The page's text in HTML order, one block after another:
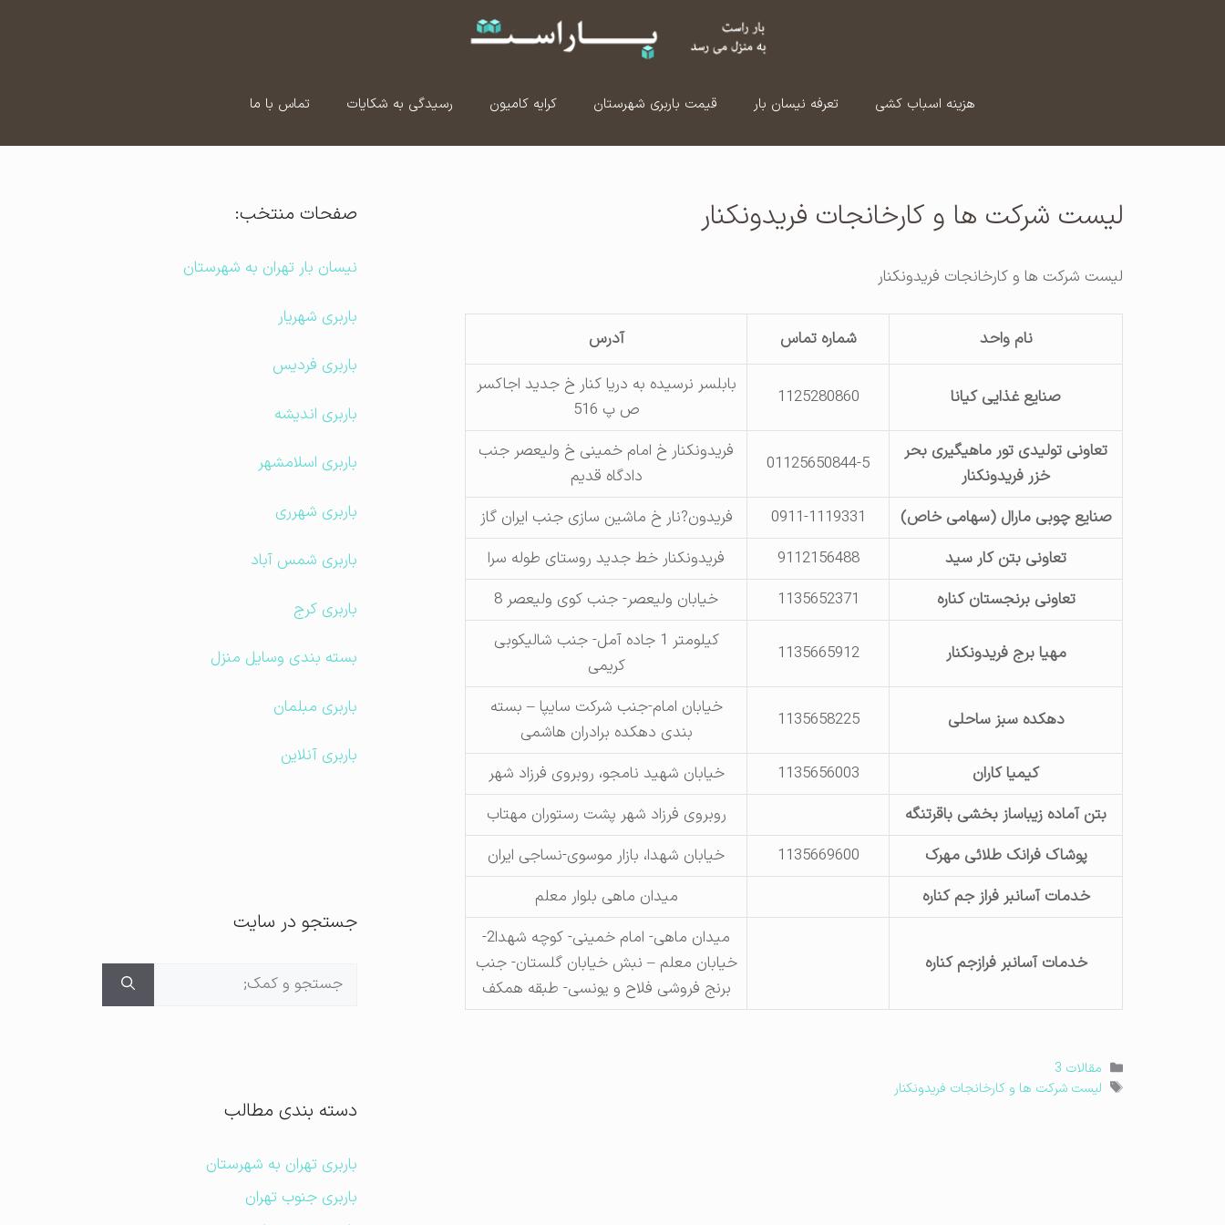
هزینه اسباب کشی تعرفه نیسان بار قیمت باربری شهرستان کرایه کامیون رسیدگی به شکایات تماس با ما
لیست شرکت ها و کارخانجات فریدونکنار
لیست شرکت ها و کارخانجات فریدونکنار
نام واحد شماره تماس آدرس
صنایع غذایی کیانا 1125280860
بابلسر نرسیده به دریا کنار خ جدید اجاکسر
ص پ 516
تعاونی تولیدی تور ماهیگیری بحر
خزر فریدونکنار
01125650844-5
فریدونکنار خ امام خمینی خ ولیعصر جنب
دادگاه قدیم
صنایع چوبی مارال (سهامی خاص)
0911-1119331
فریدون?نار خ ماشین سازی جنب ایران گاز
تعاونی بتن کار سید
9112156488
فریدونکنار خط جدید روستای طوله سرا
تعاونی برنجستان کناره
1135652371 خیابان ولیعصر- جنب کوی ولیعصر 8
مهیا برج فریدونکنار 1135665912
کیلومتر 1 جاده آمل- جنب شالیکوبی
کریمی
دهکده سبز ساحلی 1135658225
خیابان امام-جنب شرکت سایپا – بسته
بندی دهکده برادران هاشمی
کیمیا کاران
1135656003
خیابان شهید نامجو، روبروی فرزاد شهر
بتن آماده زیباساز بخشی باقرتنگه
روبروی فرزاد شهر پشت رستوران مهتاب
پوشاک فرانک طلائی مهرک
1135669600
خیابان شهدا، بازار موسوی-نساجی ایران
خدمات آسانبر فراز جم کناره
میدان ماهی بلوار معلم
خدمات آسانبر فرازجم کناره
میدان ماهی- امام خمینی- کوچه شهدا2-
خیابان معلم – نبش خیابان گلستان- جنب
برنج فروشی فلاح و یونسی- طبقه همکف
دسته‌ها
مقالات 3
برچسب‌ها
لیست شرکت ها و کارخانجات فریدونکنار
صفحات منتخب:
نیسان بار تهران به شهرستان
باربری شهریار
باربری فردیس
باربری اندیشه
باربری اسلامشهر
باربری شهرری
باربری شمس آباد
باربری کرج
بسته بندی وسایل منزل
باربری مبلمان
باربری آنلاین
جستجو در سایت
جستجوی
دسته بندی مطالب
باربری تهران به شهرستان
باربری جنوب تهران